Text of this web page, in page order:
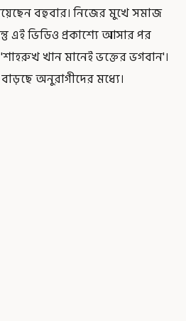
বহুবার। নিজের মুখে সমাজ
এই ভিডিও প্রকাশ্যে আসার পর
খান মানেই ভক্তের ভগবান'।
অনুরাগীদের মধ্যে।